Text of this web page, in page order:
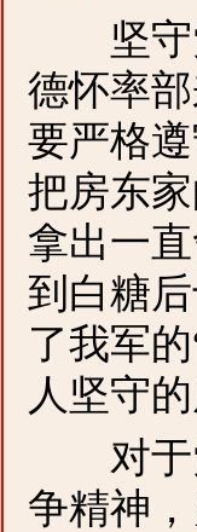
坚守党
德怀率
要严格
把房东
拿出一
到白糖
了我军
人坚守的
对于党
争精神